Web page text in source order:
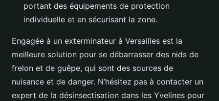
portant des équipements de protection
individuelle et en sécurisant la zone.
Engagée à un exterminateur à Versailles est la
meilleure solution pour se débarrasser des nids de
frelon et de guêpe, qui sont des sources de
nuisance et de danger. N’hésitez pas à contacter un
expert de la désinsectisation dans les Yvelines pour